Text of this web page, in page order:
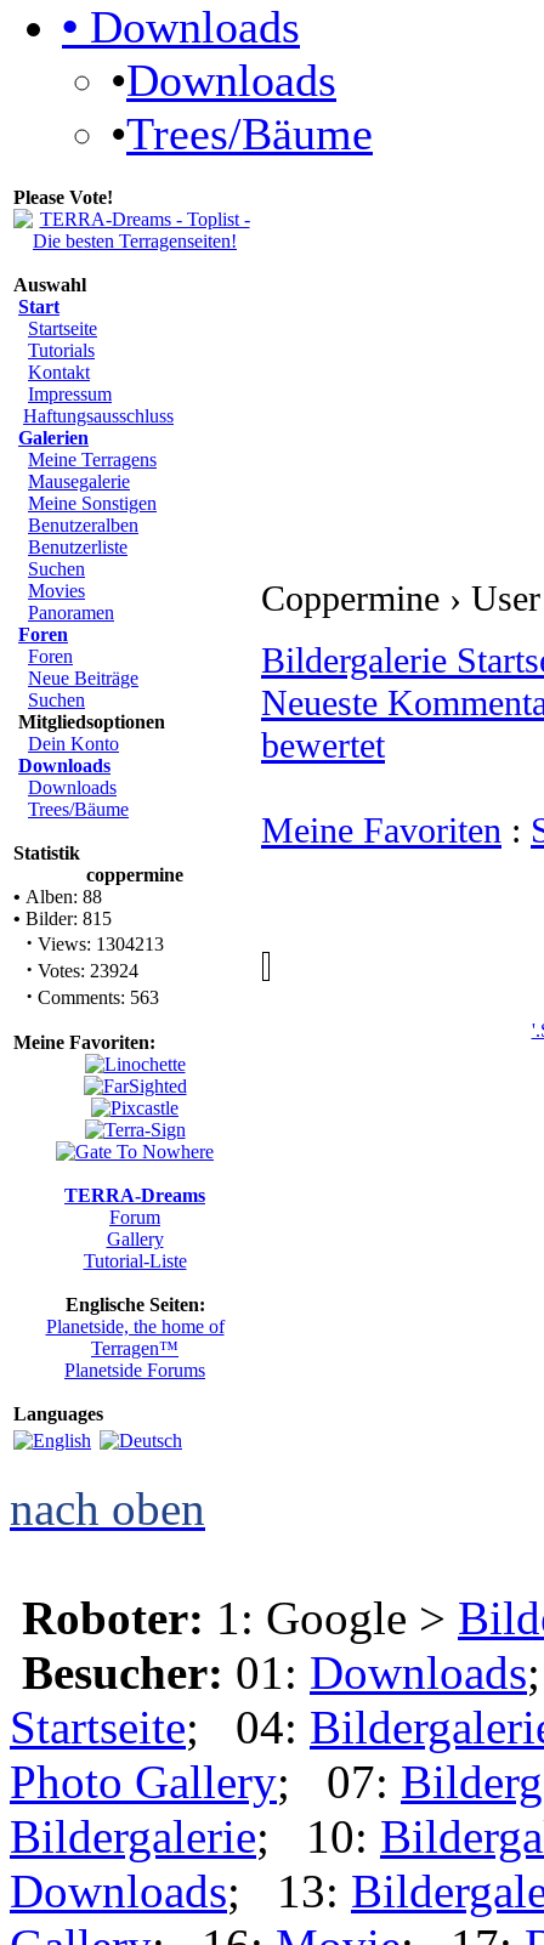
• Downloads
•Downloads
•Trees/Bäume
Please Vote!
Auswahl
Start
Startseite
Tutorials
Kontakt
Impressum
Haftungsausschluss
Galerien
Meine Terragens
Mausegalerie
Meine Sonstigen
Benutzeralben
Benutzerliste
Suchen
Movies
Panoramen
Foren
Foren
Neue Beiträge
Suchen
Mitgliedsoptionen
Dein Konto
Downloads
Downloads
coppermine
• Alben: 88
Bilder: 815
· Views: 1304213
· Votes: 23924
Meine Favoriten:
TERRA-Dreams
Forum
Gallery
Englische Seiten:
Planetside, the home of
Terragen™
Languages
Coppermine ›
Bildergalerie
Neueste
bewertet
Meine Favoriten:
nach oben
Roboter: 1: Google >
Besucher: 01: Downloads
Startseite; 04:
Photo Gallery; 07:
Bildergalerie; 10:
Downloads; 13: